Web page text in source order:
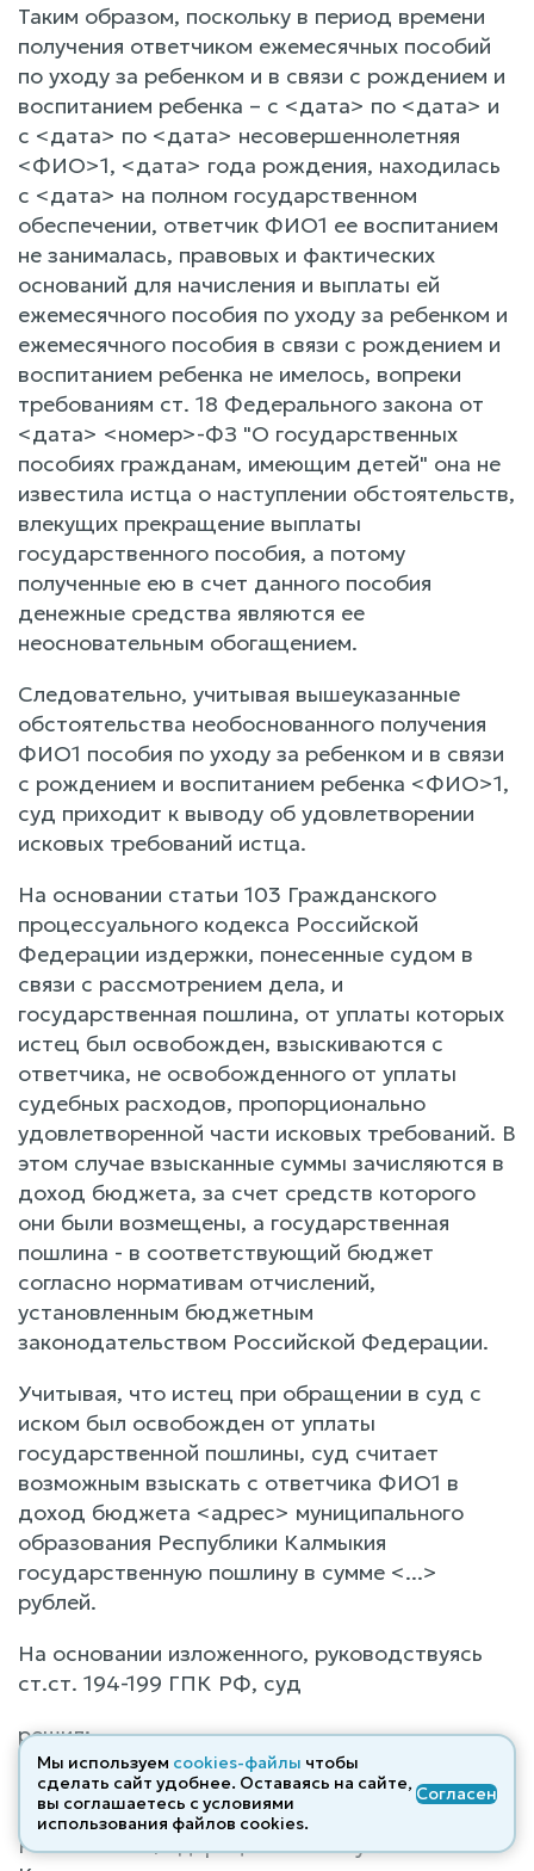
Таким образом, поскольку в период времени
получения ответчиком ежемесячных пособий
по уходу за ребенком и в связи с рождением и
воспитанием ребенка – с <дата> по <дата> и
с <дата> по <дата> несовершеннолетняя
<ФИО>1, <дата> года рождения, находилась
с <дата> на полном государственном
обеспечении, ответчик ФИО1 ее воспитанием
не занималась, правовых и фактических
оснований для начисления и выплаты ей
ежемесячного пособия по уходу за ребенком и
ежемесячного пособия в связи с рождением и
воспитанием ребенка не имелось, вопреки
требованиям ст. 18 Федерального закона от
<дата> <номер>-ФЗ "О государственных
пособиях гражданам, имеющим детей" она не
известила истца о наступлении обстоятельств,
влекущих прекращение выплаты
государственного пособия, а потому
полученные ею в счет данного пособия
денежные средства являются ее
неосновательным обогащением.
Следовательно, учитывая вышеуказанные
обстоятельства необоснованного получения
ФИО1 пособия по уходу за ребенком и в связи
с рождением и воспитанием ребенка <ФИО>1,
суд приходит к выводу об удовлетворении
исковых требований истца.
На основании статьи 103 Гражданского
процессуального кодекса Российской
Федерации издержки, понесенные судом в
связи с рассмотрением дела, и
государственная пошлина, от уплаты которых
истец был освобожден, взыскиваются с
ответчика, не освобожденного от уплаты
судебных расходов, пропорционально
удовлетворенной части исковых требований. В
этом случае взысканные суммы зачисляются в
доход бюджета, за счет средств которого
они были возмещены, а государственная
пошлина - в соответствующий бюджет
согласно нормативам отчислений,
установленным бюджетным
законодательством Российской Федерации.
Учитывая, что истец при обращении в суд с
иском был освобожден от уплаты
государственной пошлины, суд считает
возможным взыскать с ответчика ФИО1 в
доход бюджета <адрес> муниципального
образования Республики Калмыкия
государственную пошлину в сумме <...>
рублей.
На основании изложенного, руководствуясь
ст.ст. 194-199 ГПК РФ, суд
решил:
Исковые требования Отделения Фонда
пенсионного и социального страхования
Российской Федерации по Республике
Мы используем cookies-файлы чтобы
сделать сайт удобнее. Оставаясь на сайте,
вы соглашаетесь с условиями
использования файлов cооkies.
Согласен